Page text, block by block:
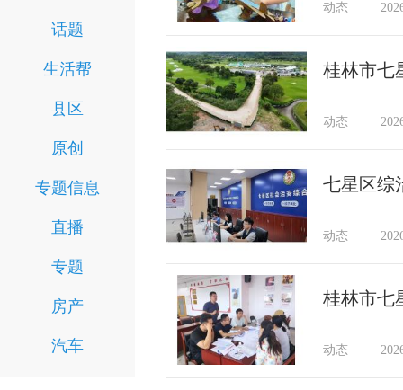
话题
生活帮
县区
原创
专题信息
直播
专题
房产
汽车
动态
桂林市七
动态
七星区综
动态
桂林市七
动态